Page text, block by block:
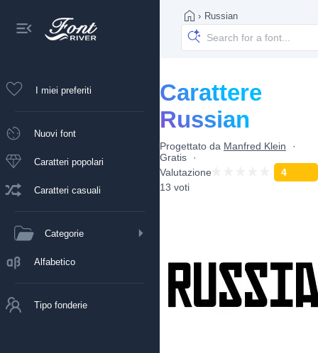
I miei preferiti
Nuovi font
Caratteri popolari
Caratteri casuali
Categorie
Alfabetico
Tipo fonderie
› Russian
Carattere
Russian
Progettato da Manfred Klein
Gratis
Valutazione
4
13 voti